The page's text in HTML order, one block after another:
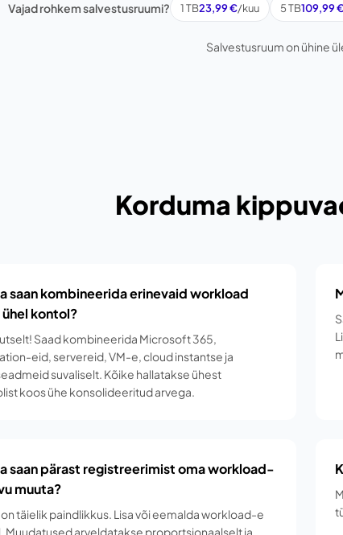
Vajad rohkem salvestusruumi? 1 TB23,99 €/kuu 5 TB109,99
Salvestusruum on ühine
Korduma
saan kombineerida erinevaid workload
kontol?
Saad kombineerida Microsoft 365,
eid, servereid, VM-e, cloud instantse ja
suvaliselt. Kõike hallatakse ühest
koos ühe konsolideeritud arvega.
saan pärast registreerimist oma workload-
muuta?
on täielik paindlikkus. Lisa või eemalda workload-e
Muudatused arveldatakse proportsionaalselt ja